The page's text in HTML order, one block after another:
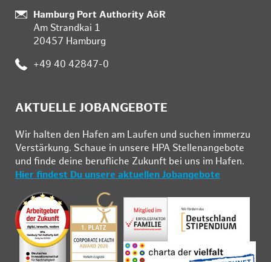
:
Hamburg Port Authority AöR
Am Strandkai 1
20457 Hamburg
: +49 40 42847-0
AKTUELLE JOBANGEBOTE
Wir hal­ten den Ha­fen am Lau­fen und su­chen im­mer­zu
Ver­stär­kung. Schau­e in un­se­re HPA Stel­len­an­ge­bo­te
und fin­de deine be­ruf­li­che Zu­kunft bei uns im Ha­fen.
Hier findest Du unsere aktuellen Jobangebote